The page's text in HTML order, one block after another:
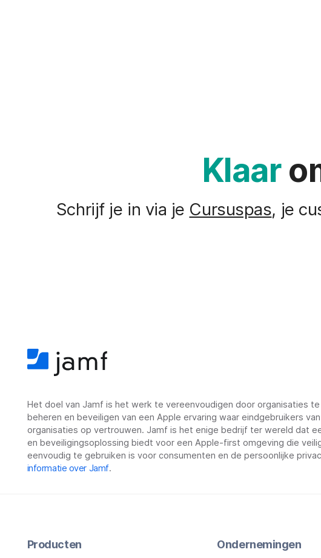
Klaar
Schrijf je in via je Cursuspas, je
Het doel van Jamf is het werk te vereenvoudigen door organisaties
beheren en beveiligen van een Apple ervaring waar eindgebruikers
organisaties op vertrouwen. Jamf is het enige bedrijf ter wereld dat
en beveiligingsoplossing biedt voor een Apple-first omgeving die
eenvoudig te gebruiken is voor consumenten en de persoonlijke
informatie over Jamf.
Producten Ondernemingen